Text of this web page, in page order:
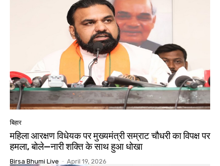
बिहार
महिला आरक्षण विधेयक पर मुख्यमंत्री सम्राट चौधरी का विपक्ष पर
हमला, बोले—नारी शक्ति के साथ हुआ धोखा
Birsa Bhumi Live - April 19, 2026